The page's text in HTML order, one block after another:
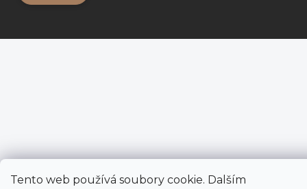
Tento web používá soubory cookie. Dalším